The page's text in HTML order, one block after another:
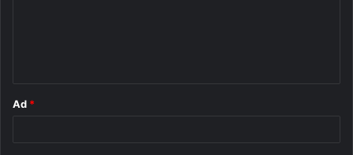
Ad *